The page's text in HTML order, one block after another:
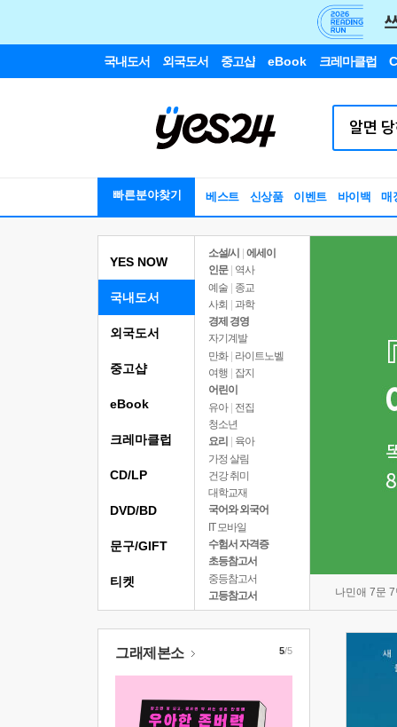
국내도서 외국도서 중고샵 eBook 크레마클럽
빠른분야찾기 베스트 신상품 이벤트 바이백 매
YES NOW
국내도서
소설/시
에세이
인문
역사
예술 | 종교
사회 | 과학
경제 경영
자기계발
만화 | 라이트노벨
여행
잡지
어린이
유아 | 전집
청소년
요리
육아
가정 살림
건강 취미
대학교재
국어와 외국어
IT 모바일
수험서 자격증
초등참고서
중등참고서
고등참고서
나민애 7문
외국도서
중고샵
eBook
크레마클럽
CD/LP
DVD/BD
문구/GIFT
티켓
그래제본소 5/5